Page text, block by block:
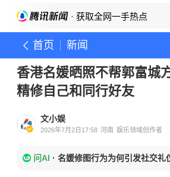
· 获取全网一手热点
首页 新闻
香港名媛晒照不帮郭富城
精修自己和同行好友
文小娱
2026年7月2日17:58 河南 娱乐领域创作者
问AI · 名媛修图行为为何引发社交礼